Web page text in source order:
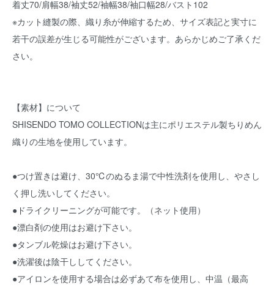
着丈70/肩幅38/袖丈52/袖幅38/袖口幅28/バスト102
※カット縫製の際、織り糸が伸縮するため、サイズ表記と実寸に
若干の誤差が生じる可能性がございます。あらかじめご了承くだ
さい。
【素材】について
SHISENDO TOMO COLLECTIONは主にポリエステル製ちりめん
織りの生地を使用しています。
●つけ置きは避け、30℃のぬるま湯で中性洗剤を使用し、やさし
く押し洗いしてください。
●ドライクリーニングが可能です。（ネット使用）
●漂白剤の使用はお避け下さい。
●タンブル乾燥はお避け下さい。
●洗濯後は陰干ししてください。
●アイロンを使用する場合は必ずあて布を使用し、中温（最高